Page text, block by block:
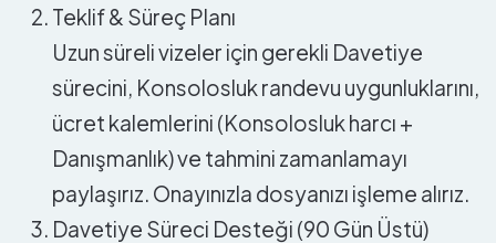
Teklif & Süreç Planı
Uzun süreli vizeler için gerekli Davetiye
sürecini, Konsolosluk randevu uygunluklarını,
ücret kalemlerini (Konsolosluk harcı +
Danışmanlık) ve tahmini zamanlamayı
paylaşırız. Onayınızla dosyanızı işleme alırız.
Davetiye Süreci Desteği (90 Gün Üstü)